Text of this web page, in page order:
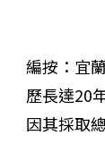
編按：宜
歷長達20
因其採取